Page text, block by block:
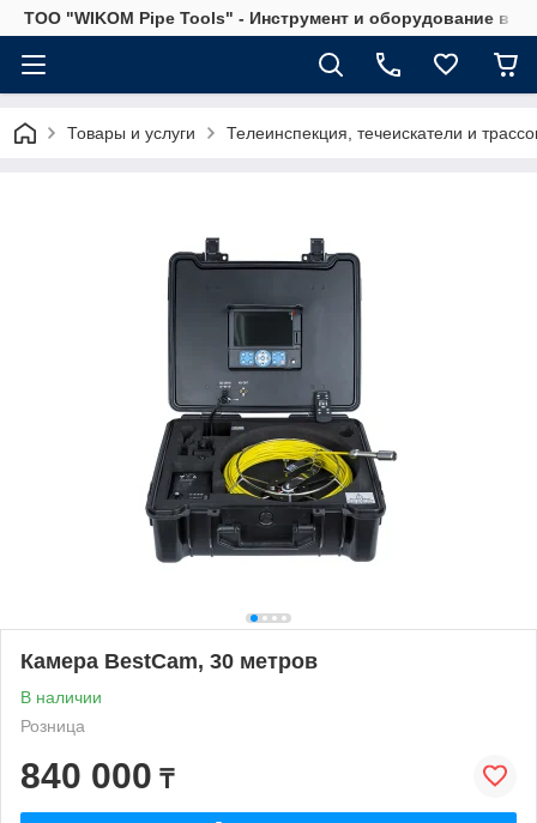
ТОО "WIKOM Pipe Tools" - Инструмент и оборудование в
Товары и услуги Телеинспекция, течеискатели и
Камера BestCam, 30 метров
В наличии
Розница
840 000 ₸